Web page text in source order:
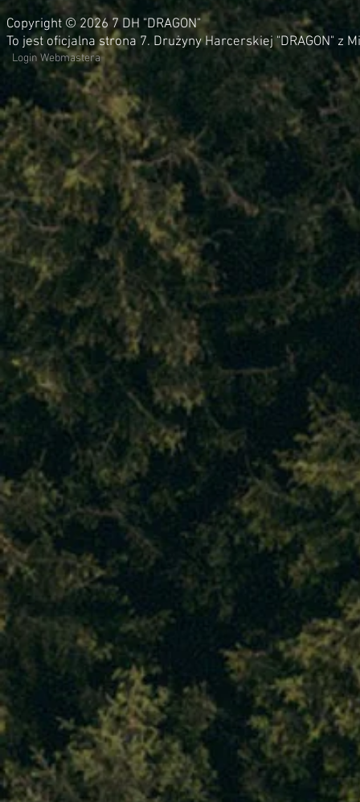
Copyright © 2026 7 DH "DRAGON"
To jest oficjalna strona 7. Drużyny Harcerskiej "DRAGON" z
Login Webmastera